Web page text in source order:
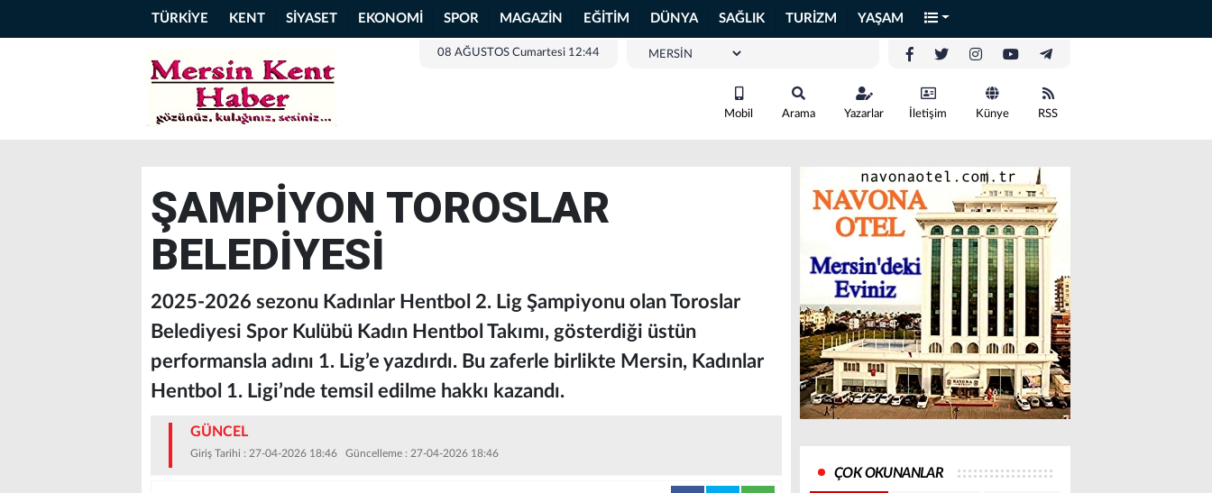
TÜRKİYE KENT SİYASET EKONOMİ SPOR MAGAZİN EĞİTİM DÜNYA SAĞLIK TURİZM YAŞAM
08 AĞUSTOS Cumartesi 12:44
Mobil Arama Yazarlar İletişim Künye RSS
ŞAMPİYON TOROSLAR
BELEDİYESİ
2025-2026 sezonu Kadınlar Hentbol 2. Lig Şampiyonu olan Toroslar
Belediyesi Spor Kulübü Kadın Hentbol Takımı, gösterdiği üstün
performansla adını 1. Lig’e yazdırdı. Bu zaferle birlikte Mersin, Kadınlar
Hentbol 1. Ligi’nde temsil edilme hakkı kazandı.
GÜNCEL
Giriş Tarihi : 27-04-2026 18:46 Güncelleme : 27-04-2026 18:46
ÇOK OKUNANLAR